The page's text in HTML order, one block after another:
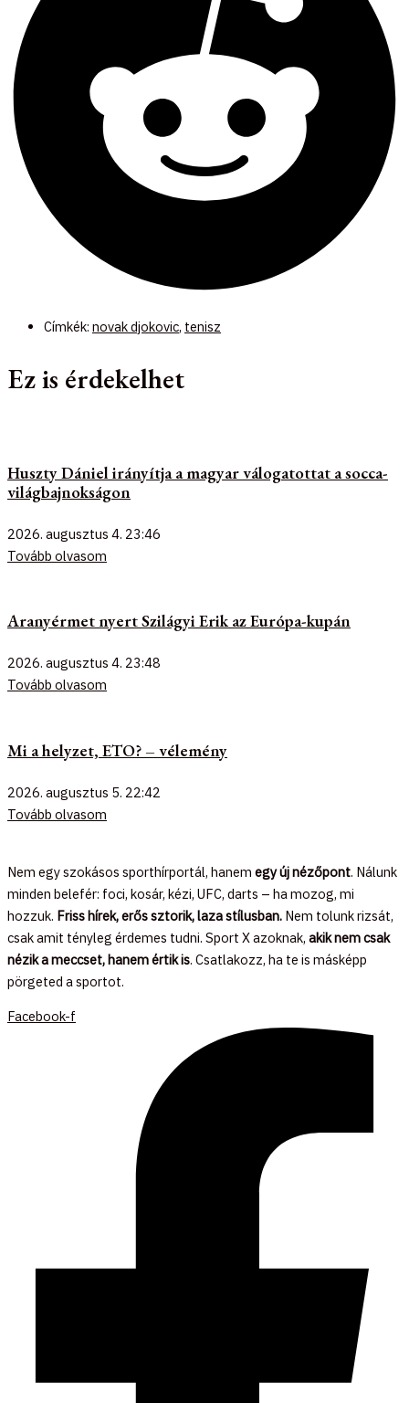
Címkék: novak djokovic, tenisz
Ez is érdekelhet
Huszty Dániel irányítja a magyar válogatottat a socca-
világbajnokságon
2026. augusztus 4. 23:46
Tovább olvasom
Aranyérmet nyert Szilágyi Erik az Európa-kupán
2026. augusztus 4. 23:48
Tovább olvasom
Mi a helyzet, ETO? – vélemény
2026. augusztus 5. 22:42
Tovább olvasom
Nem egy szokásos sporthírportál, hanem egy új nézőpont. Nálunk
minden belefér: foci, kosár, kézi, UFC, darts – ha mozog, mi
hozzuk. Friss hírek, erős sztorik, laza stílusban. Nem tolunk rizsát,
csak amit tényleg érdemes tudni. Sport X azoknak, akik nem csak
nézik a meccset, hanem értik is. Csatlakozz, ha te is másképp
pörgeted a sportot.
Facebook-f